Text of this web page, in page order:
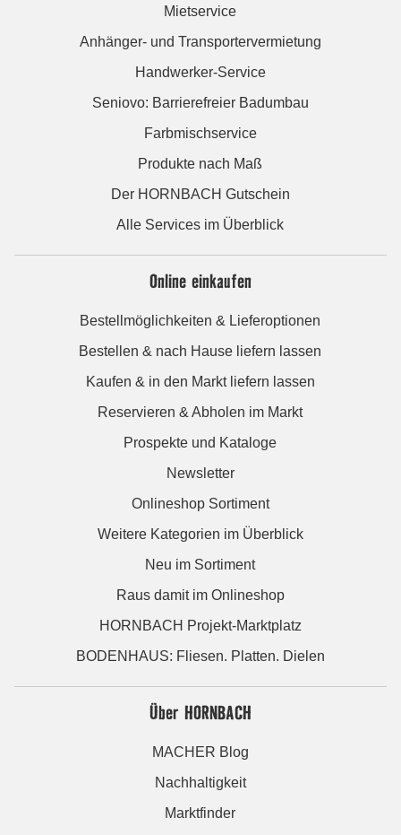
Mietservice
Anhänger- und Transportervermietung
Handwerker-Service
Seniovo: Barrierefreier Badumbau
Farbmischservice
Produkte nach Maß
Der HORNBACH Gutschein
Alle Services im Überblick
Online einkaufen
Bestellmöglichkeiten & Lieferoptionen
Bestellen & nach Hause liefern lassen
Kaufen & in den Markt liefern lassen
Reservieren & Abholen im Markt
Prospekte und Kataloge
Newsletter
Onlineshop Sortiment
Weitere Kategorien im Überblick
Neu im Sortiment
Raus damit im Onlineshop
HORNBACH Projekt-Marktplatz
BODENHAUS: Fliesen. Platten. Dielen
Über HORNBACH
MACHER Blog
Nachhaltigkeit
Marktfinder